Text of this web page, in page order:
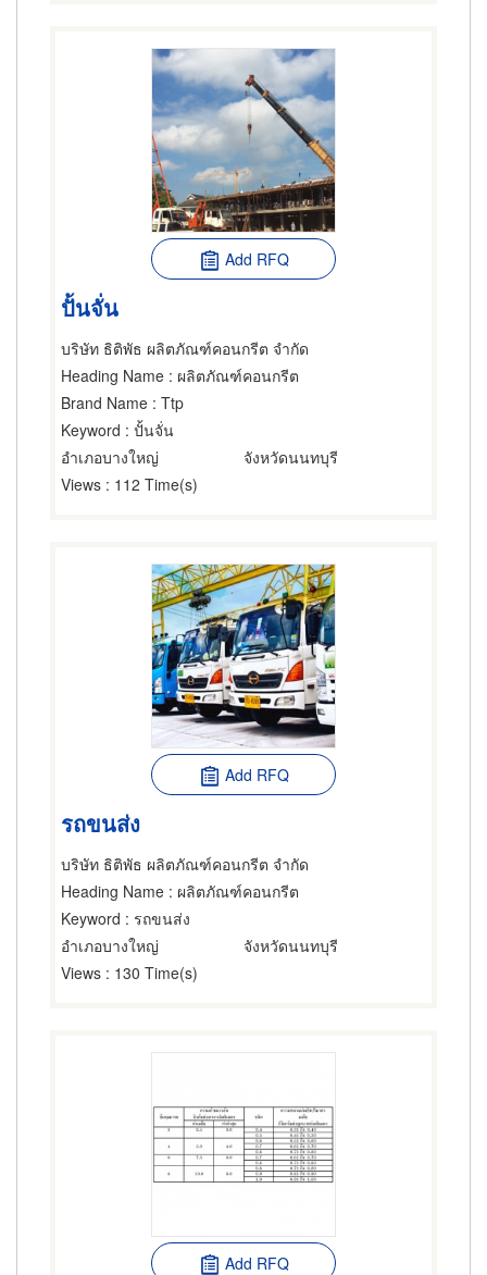
Add RFQ
ปั้นจั่น
บริษัท ธิติพัธ ผลิตภัณฑ์คอนกรีต จำกัด
Heading Name : ผลิตภัณฑ์คอนกรีต
Brand Name : Ttp
Keyword : ปั้นจั่น
อำเภอบางใหญ่
จังหวัดนนทบุรี
Views : 112 Time(s)
Add RFQ
รถขนส่ง
บริษัท ธิติพัธ ผลิตภัณฑ์คอนกรีต จำกัด
Heading Name : ผลิตภัณฑ์คอนกรีต
Keyword : รถขนส่ง
อำเภอบางใหญ่
จังหวัดนนทบุรี
Views : 130 Time(s)
Add RFQ